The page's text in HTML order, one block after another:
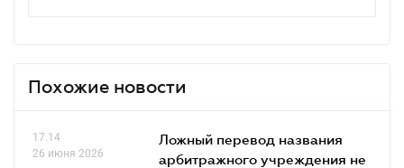
Похожие новости
17.14
26 июня 2026
Ложный перевод названия
арбитражного учреждения не